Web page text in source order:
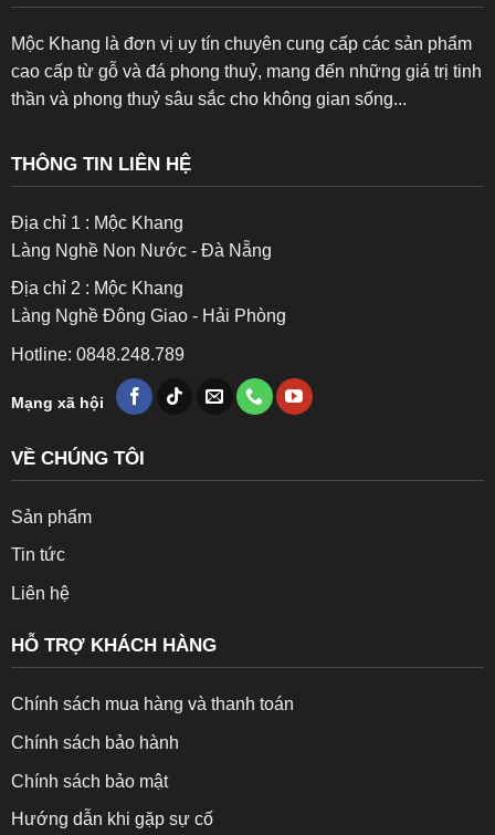
Mộc Khang là đơn vị uy tín chuyên cung cấp các sản phẩm
cao cấp từ gỗ và đá phong thuỷ, mang đến những giá trị tinh
thần và phong thuỷ sâu sắc cho không gian sống...
THÔNG TIN LIÊN HỆ
Địa chỉ 1 : Mộc Khang
Làng Nghề Non Nước - Đà Nẵng
Địa chỉ 2 : Mộc Khang
Làng Nghề Đông Giao - Hải Phòng
Hotline: 0848.248.789
Mạng xã hội
VỀ CHÚNG TÔI
Sản phẩm
Tin tức
Liên hệ
HỖ TRỢ KHÁCH HÀNG
Chính sách mua hàng và thanh toán
Chính sách bảo hành
Chính sách bảo mật
Hướng dẫn khi gặp sự cố